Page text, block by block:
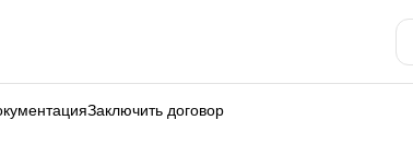
Заключить договор